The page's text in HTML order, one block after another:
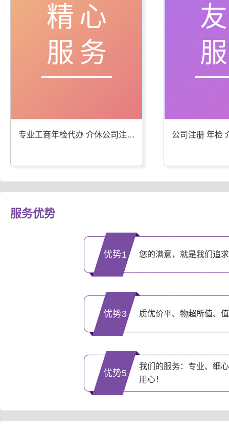
精心
服务
专业工商年检代办 介休公司注册服务优
服务优势
优势1 您的满意，就是我们追
优势3 质优价平、物超所值、
优势5
我们的服务：专业、细
用心！